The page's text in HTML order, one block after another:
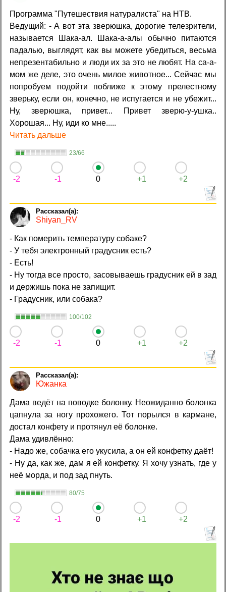
Программа "Путешествия натуралиста" на НТВ.
Ведущий: - А вот эта зверюшка, дорогие телезрители,
называется Шака-ал. Шака-а-алы обычно питаются
падалью, выглядят, как вы можете убедиться, весьма
непрезентабильно и люди их за это не любят. На са-а-
мом же деле, это очень милое животное... Сейчас мы
попробуем подойти поближе к этому прелестному
зверьку, если он, конечно, не испугается и не убежит...
Ну, зверюшка, привет... Привет зверю-у-ушка..
Хорошая... Ну, иди ко мне.....
Читать дальше
23/66
-2 -1 0 +1 +2
Shiyan_RV
- Как померить температуру собаке?
- У тебя электронный градусник есть?
- Есть!
- Ну тогда все просто, засовываешь градусник ей в зад
и держишь пока не запищит.
- Градусник, или собака?
100/102
-2 -1 0 +1 +2
Южанка
Дама ведёт на поводке болонку. Неожиданно болонка
цапнула за ногу прохожего. Тот порылся в кармане,
достал конфету и протянул её болонке.
Дама удивлённо:
- Надо же, собачка его укусила, а он ей конфетку даёт!
- Ну да, как же, дам я ей конфетку. Я хочу узнать, где у
неё морда, и под зад пнуть.
80/75
-2 -1 0 +1 +2